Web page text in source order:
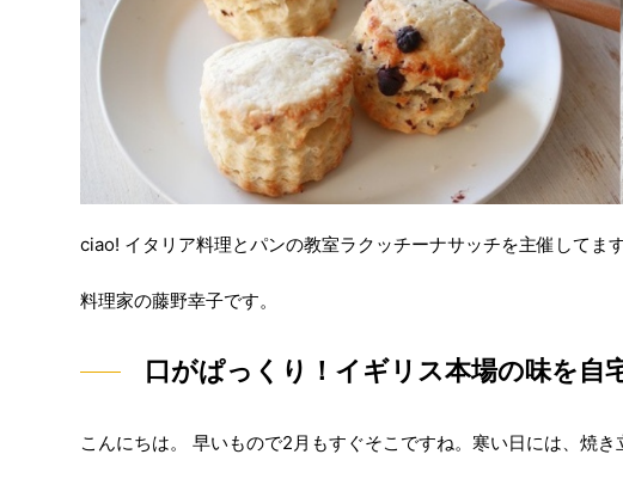
ciao! イタリア料理とパンの教室ラクッチーナサッチを主催してます
料理家の藤野幸子です。
口がぱっくり！イギリス本場の味を自
こんにちは。 早いもので2月もすぐそこですね。寒い日には、焼